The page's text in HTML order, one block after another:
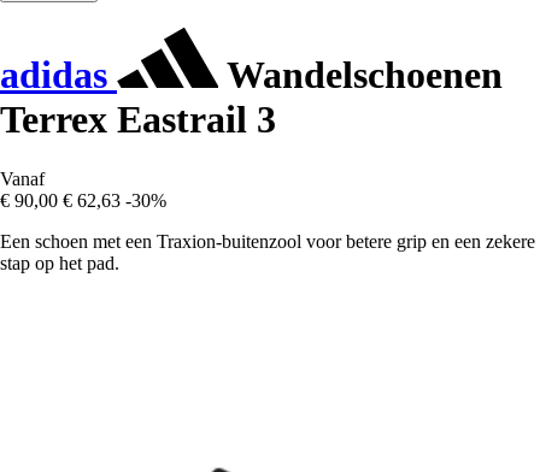
adidas
Wandelschoenen
Terrex Eastrail 3
Vanaf
€ 90,00 € 62,63 -30%
Een schoen met een Traxion-buitenzool voor betere grip en een zekere
stap op het pad.